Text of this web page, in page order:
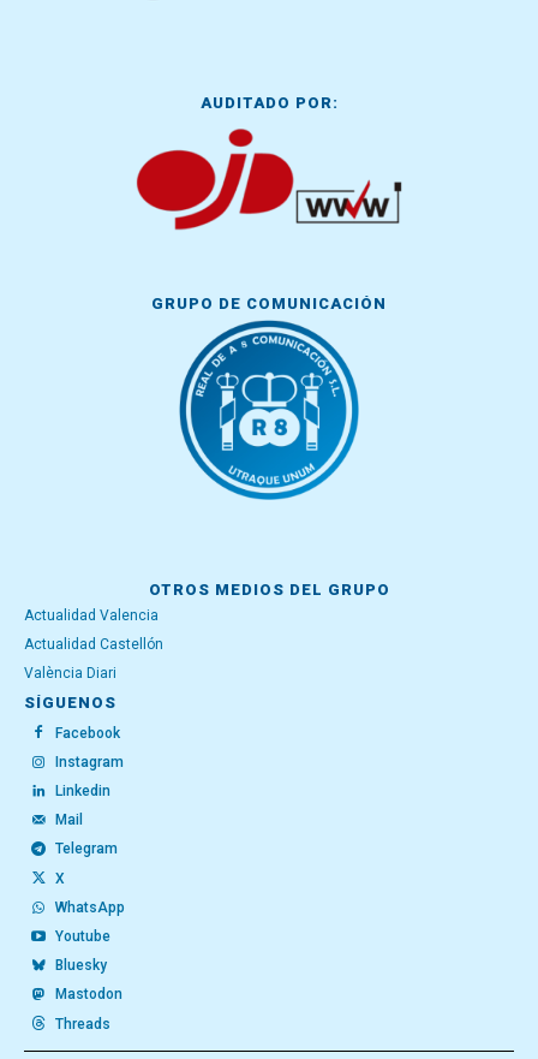
AUDITADO POR:
GRUPO DE COMUNICACIÓN
OTROS MEDIOS DEL GRUPO
Actualidad Valencia
Actualidad Castellón
València Diari
SÍGUENOS
Facebook
Instagram
Linkedin
Mail
Telegram
X
WhatsApp
Youtube
Bluesky
Mastodon
Threads